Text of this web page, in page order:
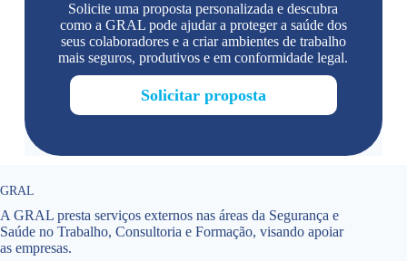
Solicite uma proposta personalizada e descubra
como a GRAL pode ajudar a proteger a saúde dos
seus colaboradores e a criar ambientes de trabalho
mais seguros, produtivos e em conformidade legal.
Solicitar proposta
GRAL
A GRAL presta serviços externos nas áreas da Segurança e
Saúde no Trabalho, Consultoria e Formação, visando apoiar
as empresas.